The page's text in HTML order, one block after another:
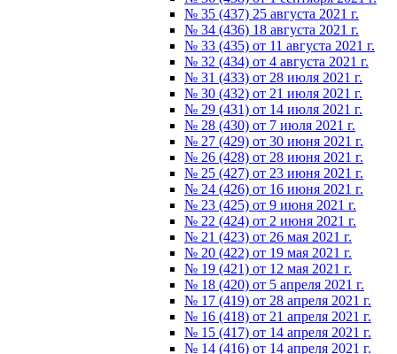
№ 35 (437) 25 августа 2021 г.
№ 34 (436) 18 августа 2021 г.
№ 33 (435) от 11 августа 2021 г.
№ 32 (434) от 4 августа 2021 г.
№ 31 (433) от 28 июля 2021 г.
№ 30 (432) от 21 июля 2021 г.
№ 29 (431) от 14 июля 2021 г.
№ 28 (430) от 7 июля 2021 г.
№ 27 (429) от 30 июня 2021 г.
№ 26 (428) от 28 июня 2021 г.
№ 25 (427) от 23 июня 2021 г.
№ 24 (426) от 16 июня 2021 г.
№ 23 (425) от 9 июня 2021 г.
№ 22 (424) от 2 июня 2021 г.
№ 21 (423) от 26 мая 2021 г.
№ 20 (422) от 19 мая 2021 г.
№ 19 (421) от 12 мая 2021 г.
№ 18 (420) от 5 апреля 2021 г.
№ 17 (419) от 28 апреля 2021 г.
№ 16 (418) от 21 апреля 2021 г.
№ 15 (417) от 14 апреля 2021 г.
№ 14 (416) от 14 апреля 2021 г.